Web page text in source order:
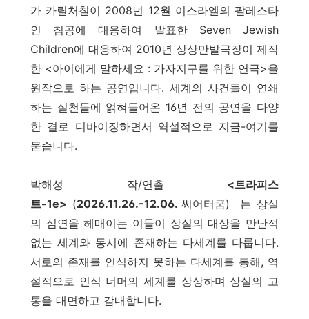
가 카릴처칠이 2008년 12월 이스라엘의 팔레스타
인 침공에 대응하여 발표한 Seven Jewish
Children에 대응하여 2010년 상상만발극장이 제작
한 <아이에게 말하세요 : 가자지구를 위한 연극>을
원작으로 하는 공연입니다. 세계의 사건들이 연쇄
하는 실천들에 얽혀들어온 16년 전의 공연을 다양
한 결로 디바이징하면서 역설적으로 지금-여기를
묻습니다.
박해성 작/연출 <트라피스
트-1e> (2026.11.26.-12.06. 씨어터쿰)
는 상실
의 심연을 헤매이는 이들이 상실의 대상을 만난적
없는 세계와 동시에 존재하는 다세계를 다룹니다.
서로의 존재를 인식하지 못하는 다세계를 통해, 역
설적으로 인식 너머의 세계를 상상하며 상실의 고
통을 대면하고 감내합니다.